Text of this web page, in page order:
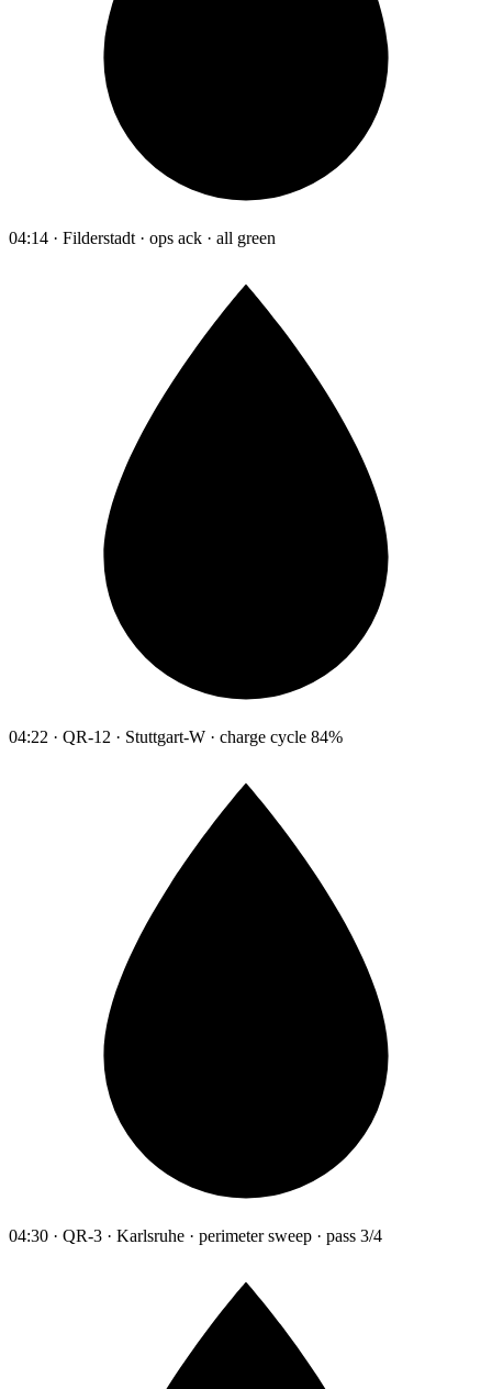
04:14 · Filderstadt · ops ack · all green
04:22 · QR-12 · Stuttgart-W · charge cycle 84%
04:30 · QR-3 · Karlsruhe · perimeter sweep · pass 3/4